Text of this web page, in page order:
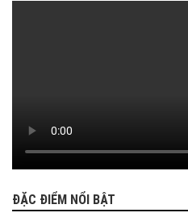
ĐẠP
ĐẶC ĐIỂM NỔI BẬT